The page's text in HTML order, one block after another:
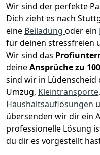
Wir sind der perfekte
Dich zieht es nach
eine Beiladung oder ein
für deinen stressfreien
Wir sind das
deineAnsprüche zu
sind wir in Lüdenscheid
Umzug, Kleintransporte,
Haushaltsauflösungen
übersenden wir dir ein
professionelle Lösung
du dir es vorgestellt